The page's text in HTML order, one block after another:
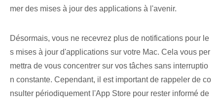
mer des mises à jour des applications à l'avenir.
Désormais, vous ne recevrez plus de notifications pour le
s mises à jour d'applications sur votre Mac. Cela vous per
mettra de vous concentrer sur vos tâches sans interruptio
n constante. Cependant, il est important de rappeler de co
nsulter périodiquement l'App Store pour rester informé de